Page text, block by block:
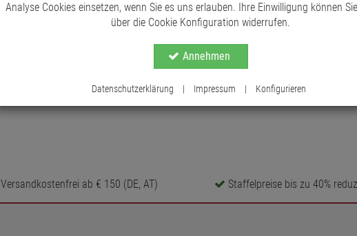
Versandkostenfrei ab € 150 (DE, AT) Staffelpreise bis zu 40%
Analyse Cookies einsetzen, wenn Sie es uns erlauben. Ihre Einwilligung können
über die Cookie Konfiguration widerrufen.
Annehmen
Datenschutzerklärung | Impressum | Konfigurieren